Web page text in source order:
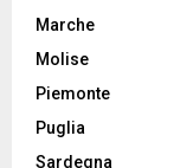
Marche
Molise
Piemonte
Puglia
Sardegna